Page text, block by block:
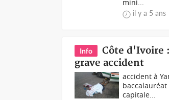
mini...
il y a 5 ans
Info
Côte d'Ivoire
grave accident
accident à
capitale...